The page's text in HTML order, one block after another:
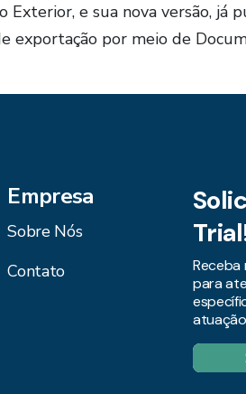
e sua nova versão, já
por meio de
Empresa
Sobre Nós
Contato
para